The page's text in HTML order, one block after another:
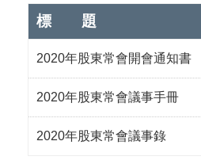
標 題
2020年股東常會開會通知書
2020年股東常會議事手冊
2020年股東常會議事錄